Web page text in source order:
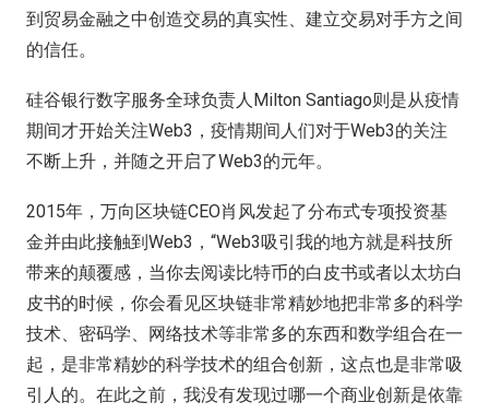
到贸易金融之中创造交易的真实性、建立交易对手方之间
的信任。
硅谷银行数字服务全球负责人Milton Santiago则是从疫情
期间才开始关注Web3，疫情期间人们对于Web3的关注
不断上升，并随之开启了Web3的元年。
2015年，万向区块链CEO肖风发起了分布式专项投资基
金并由此接触到Web3，“Web3吸引我的地方就是科技所
带来的颠覆感，当你去阅读比特币的白皮书或者以太坊白
皮书的时候，你会看见区块链非常精妙地把非常多的科学
技术、密码学、网络技术等非常多的东西和数学组合在一
起，是非常精妙的科学技术的组合创新，这点也是非常吸
引人的。在此之前，我没有发现过哪一个商业创新是依靠